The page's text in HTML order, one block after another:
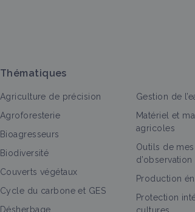
Thématiques
Agriculture de précision
Agroforesterie
Bioagresseurs
Biodiversité
Couverts végétaux
Cycle du carbone et GES
Désherbage
Gestion de
Matériel et
agricoles
Outils de
d’observation
Production
Protection